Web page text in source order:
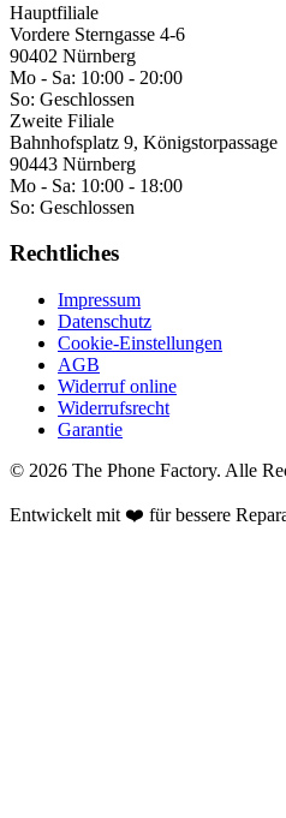
Hauptfiliale
Vordere Sterngasse 4-6
90402 Nürnberg
Mo - Sa: 10:00 - 20:00
So: Geschlossen
Zweite Filiale
Bahnhofsplatz 9, Königstorpassage
90443 Nürnberg
Mo - Sa: 10:00 - 18:00
So: Geschlossen
Rechtliches
Impressum
Datenschutz
Cookie-Einstellungen
AGB
Widerruf online
Widerrufsrecht
Garantie
© 2026 The Phone Factory. Alle
Entwickelt mit ❤️ für bessere